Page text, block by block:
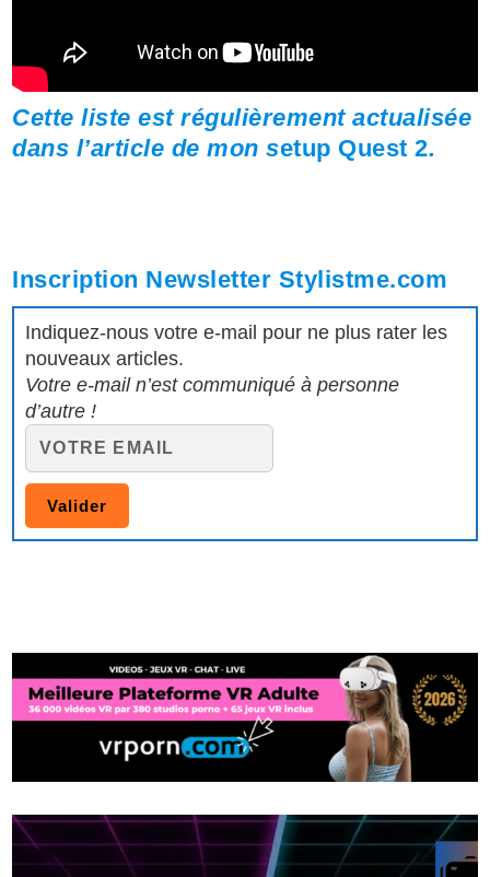
Cette liste est régulièrementactualisée
dans l’article de mon setup Quest 2.
Inscription Newsletter Stylistme.com
Indiquez-nous votre e-mail pour ne plus rater les
nouveaux articles.
Votre e-mail n’est communiqué à personne
d’autre !